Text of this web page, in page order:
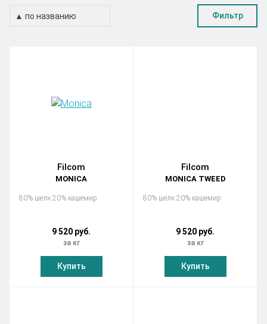
Фильтр
Filcom
MONICA
80% шелк 20% кашемир
9 520 руб.
за кг
Купить
Filcom
MONICA TWEED
80% шелк 20% кашемир
9 520 руб.
за кг
Купить